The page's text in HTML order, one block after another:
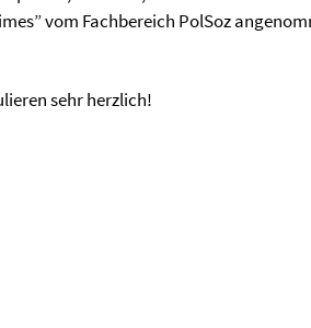
vom Fachbereich PolSoz
sehr herzlich!